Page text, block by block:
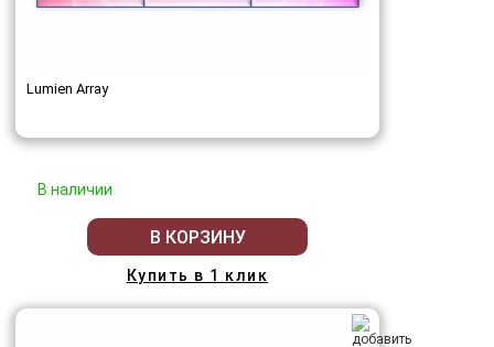
Lumien Array
В наличии
В КОРЗИНУ
Купить в 1 клик